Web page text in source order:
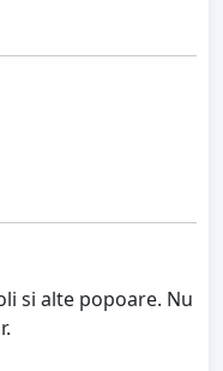
si alte popoare. Nu